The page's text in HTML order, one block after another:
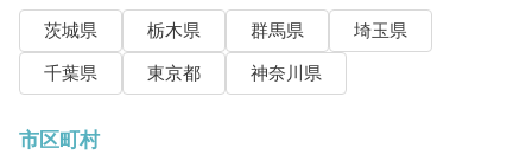
茨城県 栃木県 群馬県
埼玉県
千葉県
東京都 神奈川県
市区町村